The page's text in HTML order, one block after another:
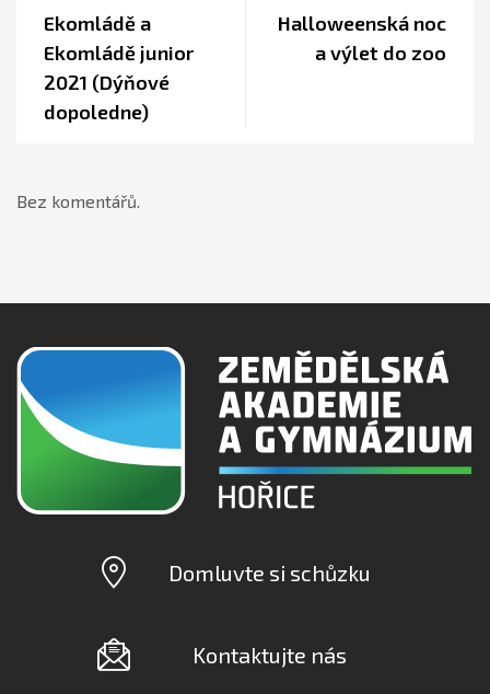
Ekomládě a
Ekomládě junior
2021 (Dýňové
dopoledne)
Halloweenská noc
a výlet do zoo
Bez komentářů.
Domluvte si schůzku
Kontaktujte nás